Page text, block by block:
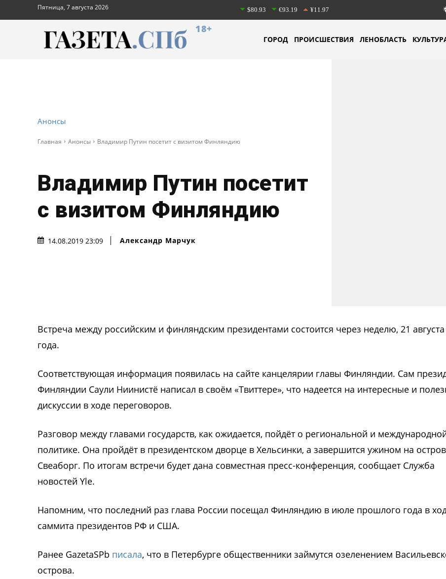
Пятница, 7 августа 2026 $80.93 €93.19 ¥11.97
18+
ГОРОД ПРОИСШЕСТВИЯ ЛЕНОБЛАСТЬ
Анонсы
Главная Анонсы Владимир Путин посетит с визитом Финляндию
Владимир Путин посетит
с визитом Финляндию
14.08.2019 23:09 Александр Марчук
Встреча между российским и финляндским президентами состоится через неделю, 21
года.
Соответствующая информация появилась на сайте канцелярии главы Финляндии. Сам
Финляндии Саули Ниинистё написал в своём «Твиттере», что надеется на интересные и
дискуссии в ходе переговоров.
Разговор между главами государств, как ожидается, пойдёт о региональной и
политике. Она пройдёт в президентском дворце в Хельсинки, а завершится ужином на
Свеаборг. По итогам встречи будет дана совместная пресс-конференция, сообщает Служба
новостей Yle.
Напомним, что последний раз глава России посещал Финляндию в июле прошлого года в
саммита президентов РФ и США.
Ранее GazetaSPb писала, что в Петербурге общественники займутся озеленением
острова.